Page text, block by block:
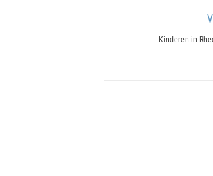
navigatiePrevious
Kinderen in